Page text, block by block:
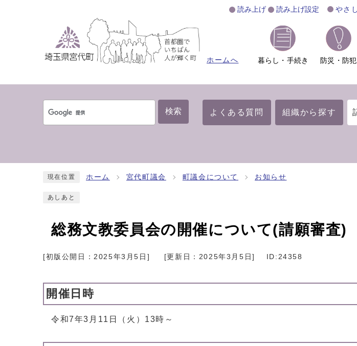
読み上げ 読み上げ設定 やさ
ホームへ 暮らし・手続き 防災・防犯
検索 よくある質問 組織から探す
現在位置 ホーム 宮代町議会 町議会について お知らせ
あしあと
総務文教委員会の開催について(請願審査)
[初版公開日：2025年3月5日 ] [更新日： 2025年3月5日] ID:24358
開催日時
令和7年3月11日（火）13時～